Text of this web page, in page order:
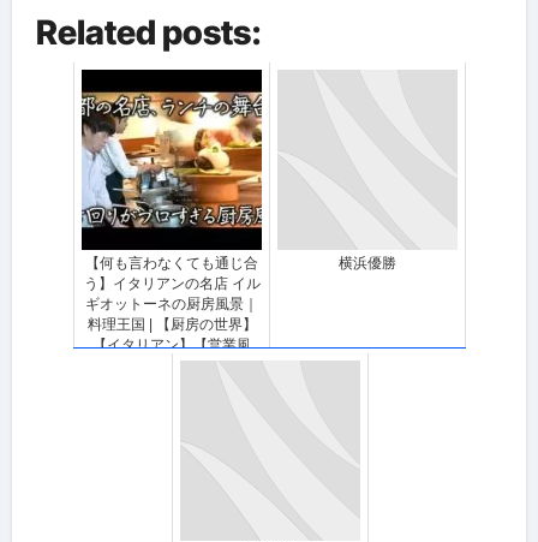
Related posts:
【何も言わなくても通じ合
う】イタリアンの名店 イル
ギオットーネの厨房風景｜
料理王国 | 【厨房の世界】
【イタリアン】【営業風
景】
横浜優勝